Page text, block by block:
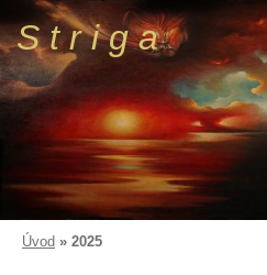
S t r i g a
Úvod » 2025